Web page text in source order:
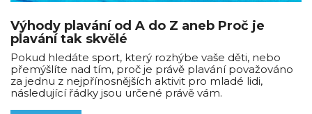
Výhody plavání od A do Z aneb Proč je
plavání tak skvělé
Pokud hledáte sport, který rozhýbe vaše děti, nebo
přemýšlíte nad tím, proč je právě plavání považováno
za jednu z nejpřínosnějších aktivit pro mladé lidi,
následující řádky jsou určené právě vám.